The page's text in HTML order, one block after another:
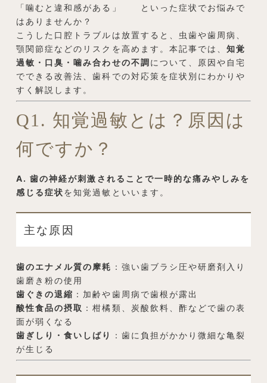
「噛むと違和感がある」 といった症状でお悩みで
はありませんか？
こうした口腔トラブルは放置すると、虫歯や歯周病、
顎関節症などのリスクを高めます。本記事では、知覚
過敏・口臭・噛み合わせの不調について、原因や自宅
でできる改善法、歯科での対応策を症状別にわかりや
すく解説します。
Q1. 知覚過敏とは？原因は
何ですか？
A. 歯の神経が刺激されることで一時的な痛みやしみを
感じる症状を知覚過敏といいます。
主な原因
歯のエナメル質の摩耗 ：強い歯ブラシ圧や研磨剤入り
歯磨き粉の使用
歯ぐきの退縮 ：加齢や歯周病で歯根が露出
酸性食品の摂取 ：柑橘類、炭酸飲料、酢などで歯の表
面が弱くなる
歯ぎしり・食いしばり
：歯に負担がかかり微細な亀裂
が生じる